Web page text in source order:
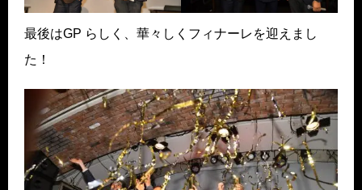
最後はGP らしく、華々しくフィナーレを迎えまし
た！